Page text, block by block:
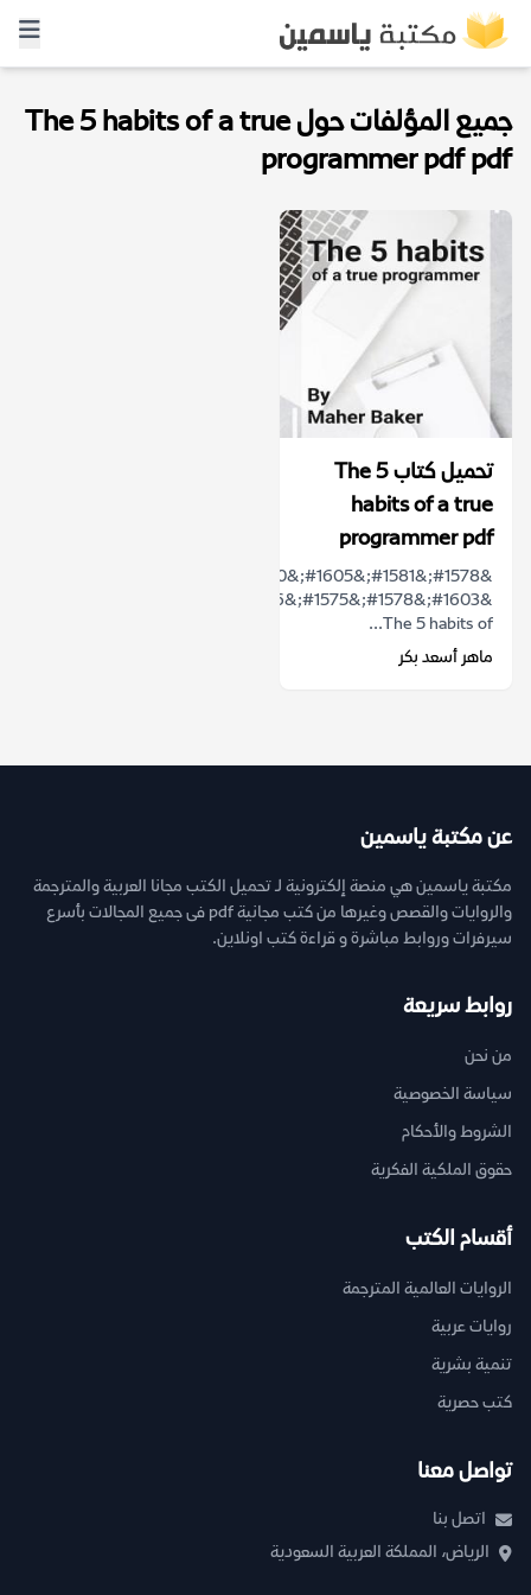
جميع المؤلفات حول The 5 habits of a true
programmer pdf pdf
تحميل كتاب The 5
habits of a true
programmer pdf
The 5 habits of...
ماهر أسعد بكر
عن مكتبة ياسمين
مكتبة ياسمين هي منصة إلكترونية لـ تحميل الكتب مجانا العربية والمترجمة
والروايات والقصص وغيرها من كتب مجانية pdf فى جميع المجالات بأسرع
سيرفرات وروابط مباشرة و قراءة كتب اونلاين.
روابط سريعة
من نحن
سياسة الخصوصية
الشروط والأحكام
حقوق الملكية الفكرية
أقسام الكتب
الروايات العالمية المترجمة
روايات عربية
تنمية بشرية
كتب حصرية
تواصل معنا
اتصل بنا
الرياض، المملكة العربية السعودية